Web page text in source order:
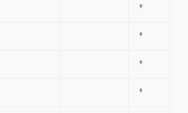
†
†
†
†